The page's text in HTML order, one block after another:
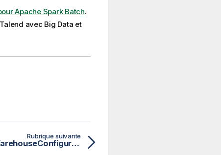
Apache Spark Batch.
avec Big Data et
Rubrique suivante
Propriétés du tHiveWarehouseConfiguration pour Apache Spark Batch